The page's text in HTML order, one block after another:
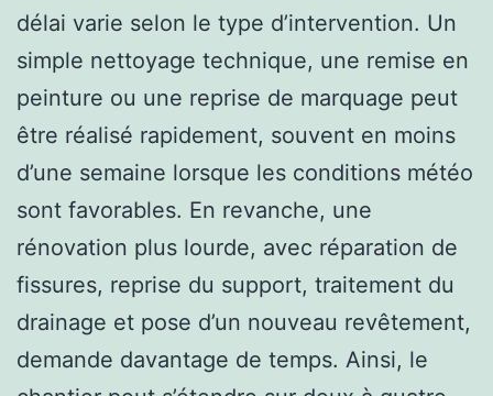
délai varie selon le type d’intervention. Un
simple nettoyage technique, une remise en
peinture ou une reprise de marquage peut
être réalisé rapidement, souvent en moins
d’une semaine lorsque les conditions météo
sont favorables. En revanche, une
rénovation plus lourde, avec réparation de
fissures, reprise du support, traitement du
drainage et pose d’un nouveau revêtement,
demande davantage de temps. Ainsi, le